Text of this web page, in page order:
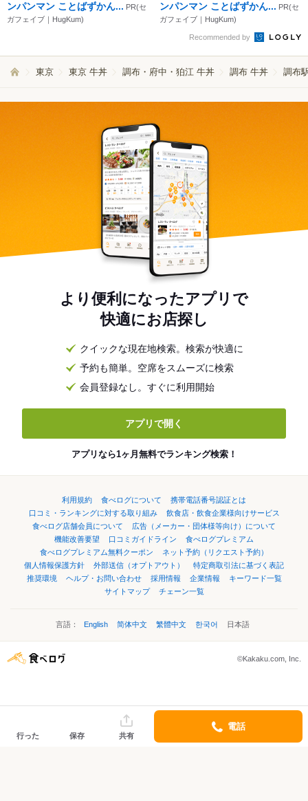
ンパンマン ことばずかん... PR(セ
ガフェイブ｜HugKum)
ンパンマン ことばずかん... PR(セ
ガフェイブ｜HugKum)
Recommended by
東京 東京 牛丼 調布・府中・狛江 牛丼 調布 牛丼 調布
より便利になったアプリで
快適にお店探し
クイックな現在地検索。検索が快適に
予約も簡単。空席をスムーズに検索
会員登録なし。すぐに利用開始
アプリで開く
アプリなら1ヶ月無料でランキング検索！
利用規約 食べログについて
携帯電話番号認証とは
口コミ・ランキングに対する取り組み
飲食店・飲食企業様向けサービス
食べログ店舗会員について
広告（メーカー・団体様等向け）について
機能改善要望
口コミガイドライン
食べログプレミアム
食べログプレミアム無料クーポン
ネット予約（リクエスト予約）
個人情報保護方針
外部送信（オプトアウト）
特定商取引法に基づく表記
推奨環境
ヘルプ・お問い合わせ 採用情報 企業情報
キーワード一覧
サイトマップ
チェーン一覧
言語： English 简体中文 繁體中文 한국어 日本語
©Kakaku.com, Inc.
行った 保存 共有
電話